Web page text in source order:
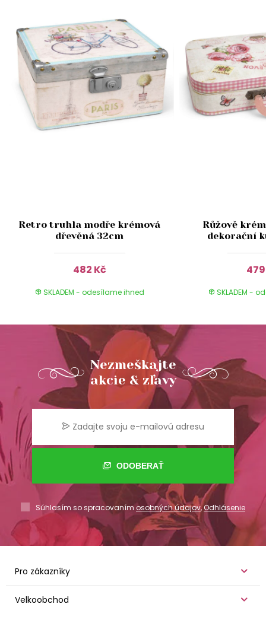
Retro truhla modře krémová
dřevěná 32cm
482 Kč
SKLADEM - odesílame ihned
Růžově
dekorační
SKLADEM -
Nezmeškajte
akcie & zľavy
ODOBERAŤ
Súhlasím so spracovaním osobných údajov,Odhlásenie
Pro zákazníky
Velkoobchod